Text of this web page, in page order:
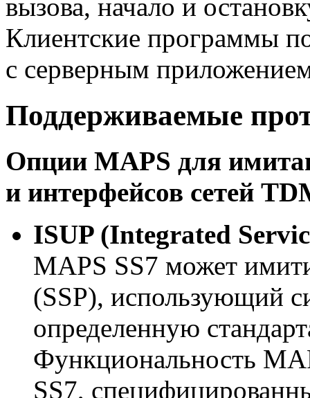
вызова, начало и
Клиентские программы
с серверным
Поддерживаемые
Опции MAPS для
и интерфейсов сетей
ISUP (Integrated
MAPS SS7 может
(SSP), использующий
определенную
Функциональность
SS7,